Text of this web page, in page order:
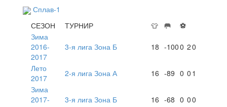
Сплав-1
СЕЗОН
ТУРНИР 👕 🥅
⚽
Зима
2016-
2017
3-я лига Зона Б 18 -1000 20
Лето
2017
2-я лига Зона А 16 -89 0 0 1
Зима
2017-
3-я лига Зона Б 16 -68 0 00